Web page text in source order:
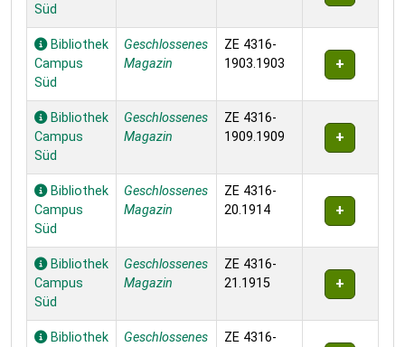
Süd
Bibliothek
Campus
Süd
Geschlossenes
Magazin
ZE 4316-
1903.1903
Bibliothek
Campus
Süd
Geschlossenes
Magazin
ZE 4316-
1909.1909
Bibliothek
Campus
Süd
Geschlossenes
Magazin
ZE 4316-
20.1914
Bibliothek
Campus
Süd
Geschlossenes
Magazin
ZE 4316-
21.1915
Bibliothek
Geschlossenes
ZE 4316-